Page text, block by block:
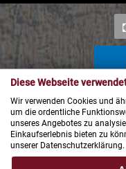
UNSERE
Diese Webseite
Wir verwenden Cookies und
um die ordentliche
unseres Angebotes zu
Einkaufserlebnis bieten zu
unserer Datenschutzerklärung.